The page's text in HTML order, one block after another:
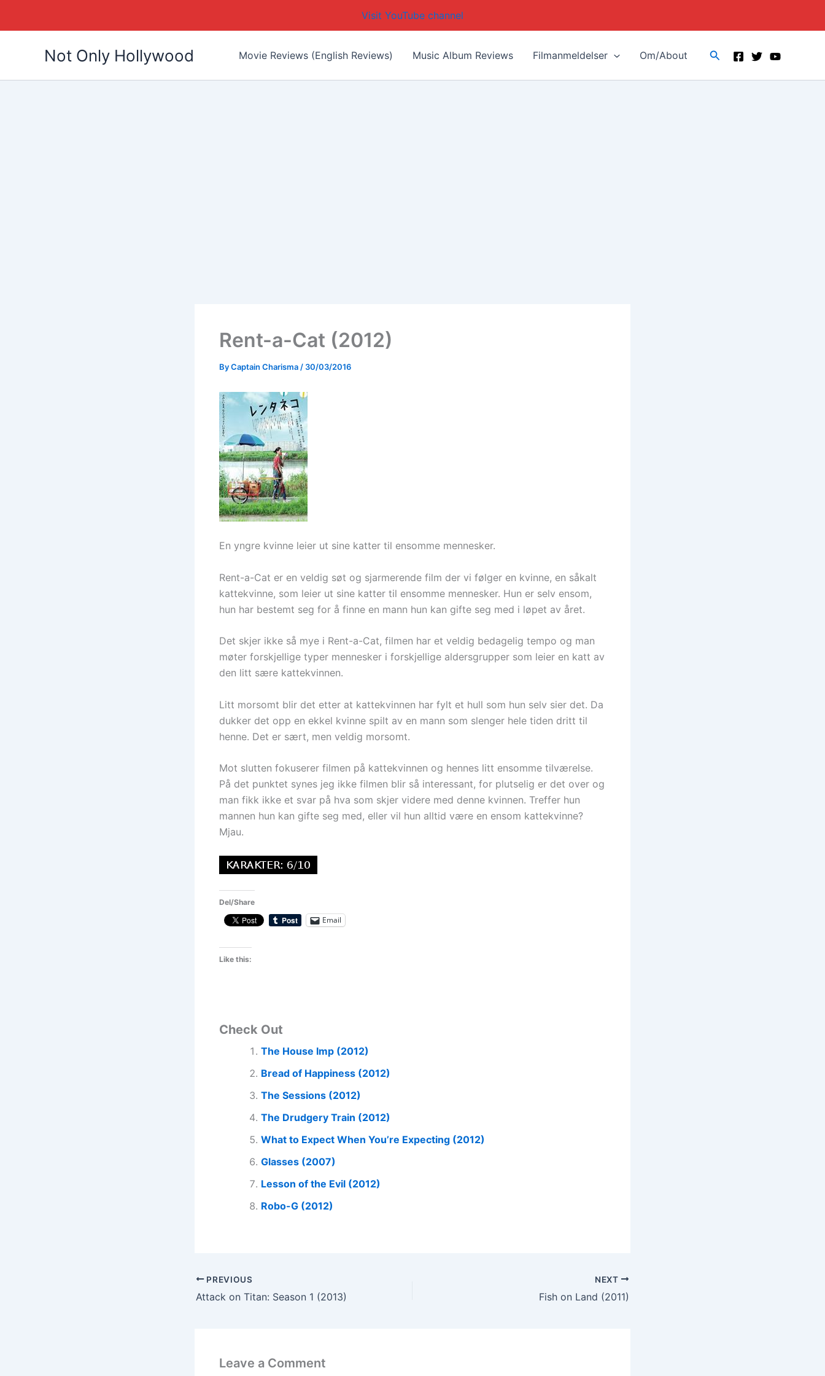
Visit YouTube channel
Not Only Hollywood Movie Reviews (English Reviews) Music Album Reviews Filmanmeldelser Om/About Search
Rent-a-Cat (2012)
ByCaptain Charisma/ 30/03/2016
En yngre kvinne leier ut sine katter til ensomme mennesker.
Rent-a-Cat er en veldig søt og sjarmerende film der vi følger en kvinne, en såkalt
kattekvinne, som leier ut sine katter til ensomme mennesker. Hun er selv ensom,
hun har bestemt seg for å finne en mann hun kan gifte seg med i løpet av året.
Det skjer ikke så mye i Rent-a-Cat, filmen har et veldig bedagelig tempo og man
møter forskjellige typer mennesker i forskjellige aldersgrupper som leier en katt av
den litt sære kattekvinnen.
Litt morsomt blir det etter at kattekvinnen har fylt et hull som hun selv sier det. Da
dukker det opp en ekkel kvinne spilt av en mann som slenger hele tiden dritt til
henne. Det er sært, men veldig morsomt.
Mot slutten fokuserer filmen på kattekvinnen og hennes litt ensomme tilværelse.
På det punktet synes jeg ikke filmen blir så interessant, for plutselig er det over og
man fikk ikke et svar på hva som skjer videre med denne kvinnen. Treffer hun
mannen hun kan gifte seg med, eller vil hun alltid være en ensom kattekvinne?
Mjau.
Del/Share
Email
Like this:
Check Out
The House Imp (2012)
Bread of Happiness (2012)
The Sessions (2012)
The Drudgery Train (2012)
What to Expect When You’re Expecting (2012)
Glasses (2007)
Lesson of the Evil (2012)
Robo-G (2012)
PREVIOUS
Attack on Titan: Season 1 (2013)
NEXT
Fish on Land (2011)
Leave a Comment